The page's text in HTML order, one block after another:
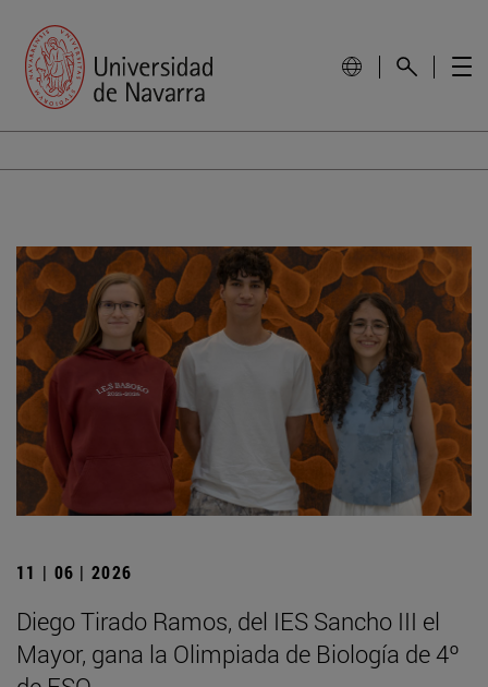
11 | 06 | 2026
Diego Tirado Ramos, del IES Sancho III el
Mayor, gana la Olimpiada de Biología de 4º